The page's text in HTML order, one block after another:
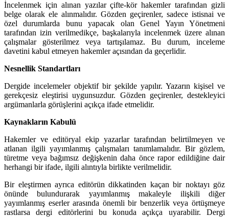
İncelenmek için alınan yazılar çifte-kör hakemler tarafından gizli
belge olarak ele alınmalıdır. Gözden geçirenler, sadece istisnai ve
özel durumlarda bunu yapacak olan Genel Yayın Yönetmeni
tarafından izin verilmedikçe, başkalarıyla incelenmek üzere alınan
çalışmalar gösterilmez veya tartışılamaz. Bu durum, inceleme
davetini kabul etmeyen hakemler açısından da geçerlidir.
Nesnellik Standartları
Dergide incelemeler objektif bir şekilde yapılır. Yazarın kişisel ve
gerekçesiz eleştirisi uygunsuzdur. Gözden geçirenler, destekleyici
argümanlarla görüşlerini açıkça ifade etmelidir.
Kaynakların Kabulü
Hakemler ve editöryal ekip yazarlar tarafından belirtilmeyen ve
atlanan ilgili yayımlanmış çalışmaları tanımlamalıdır. Bir gözlem,
türetme veya bağımsız değişkenin daha önce rapor edildiğine dair
herhangi bir ifade, ilgili alıntıyla birlikte verilmelidir.
Bir eleştirmen ayrıca editörün dikkatinden kaçan bir noktayı göz
önünde bulundurarak yayımlanmış makaleyle ilişkili diğer
yayımlanmış eserler arasında önemli bir benzerlik veya örtüşmeye
rastlarsa dergi editörlerini bu konuda açıkça uyarabilir. Dergi